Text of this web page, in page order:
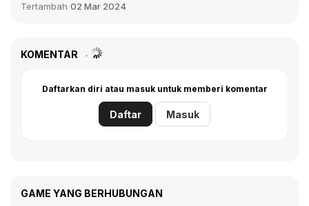
Tertambah 02 Mar 2024
KOMENTAR
Daftarkan diri atau masuk untuk memberi komentar
Daftar Masuk
GAME YANG BERHUBUNGAN